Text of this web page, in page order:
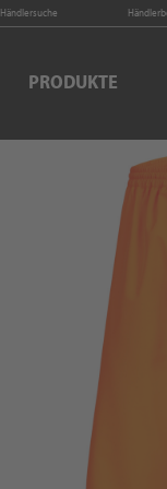
Händlersuche
PRODUKTE